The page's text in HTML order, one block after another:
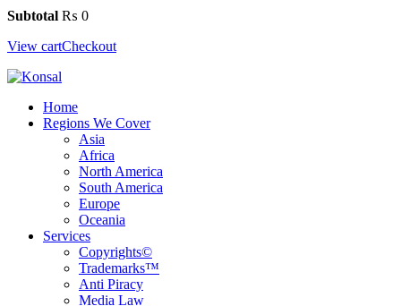
Subtotal ₨ 0
View cartCheckout
Home
Regions We Cover
Asia
Africa
North America
South America
Europe
Oceania
Services
Copyrights©
Trademarks™
Anti Piracy
Media Law